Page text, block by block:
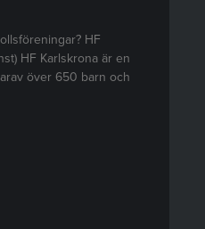
HF
HF Karlskrona är en
över 650 barn och